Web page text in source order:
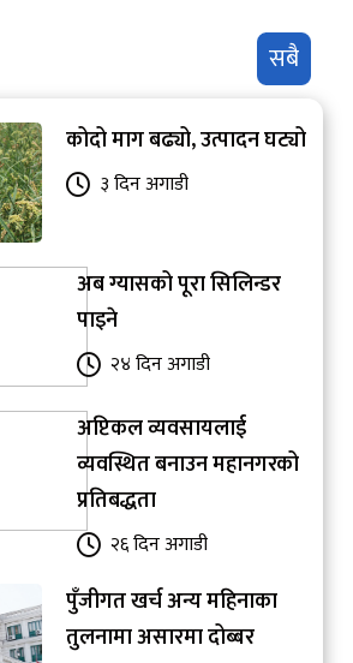
सबै
कोदो माग बढ्यो, उत्पादन घट्यो
३ दिन अगाडी
अब ग्यासको पूरा सिलिन्डर
पाइने
२४ दिन अगाडी
अप्टिकल व्यवसायलाई
व्यवस्थित बनाउन महानगरको
प्रतिबद्धता
२६ दिन अगाडी
पुँजीगत खर्च अन्य महिनाका
तुलनामा असारमा दोब्बर